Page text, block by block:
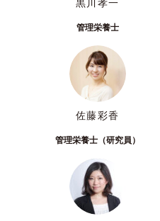
黒川孝一
管理栄養士
佐藤彩香
管理栄養士（研究員）